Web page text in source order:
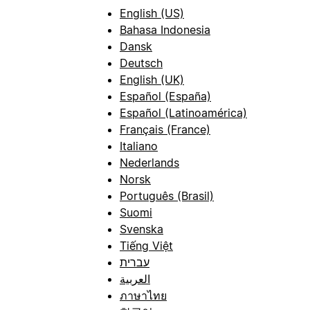
English (US)
Bahasa Indonesia
Dansk
Deutsch
English (UK)
Español (España)
Español (Latinoamérica)
Français (France)
Italiano
Nederlands
Norsk
Português (Brasil)
Suomi
Svenska
Tiếng Việt
עברית
العربية
ภาษาไทย